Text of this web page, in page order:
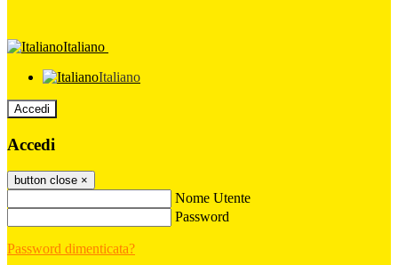
Italiano
Italiano
Accedi
Accedi
button close ×
Nome Utente
Password
Password dimenticata?